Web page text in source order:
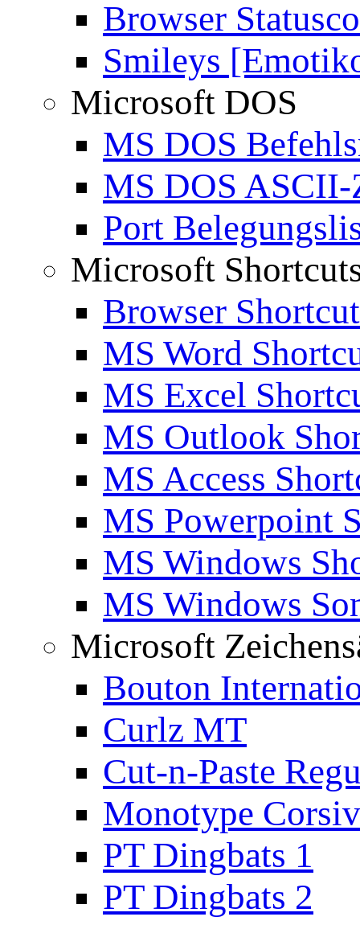
Browser
Smileys
Microsoft DOS
MS DOS
MS DOS ASCII-
Port
Microsoft
Browser
MS Word
MS Excel
MS Outlook
MS Access
MS Powerpoint
MS Windows
MS Windows
Microsoft
Bouton
Curlz MT
Cut-n-Paste
Monotype
PT Dingbats 1
PT Dingbats 2